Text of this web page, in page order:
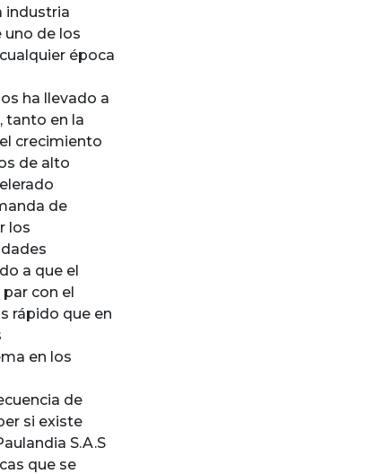
industria
uno de los
época
ha llevado a
tanto en la
crecimiento
de alto
de
los
a que el
con el
rápido que en
en los
de
si existe
S.A.S
que se